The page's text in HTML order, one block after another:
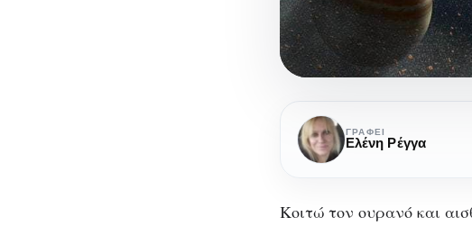
Μετριούνται
τ΄άστρα;
ΓΡΆΦΕΙ
Ελένη Ρέγγα
Κοιτώ τον ουρανό και